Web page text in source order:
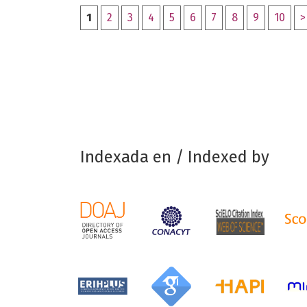
1 2 3 4 5 6 7 8 9 10 >
Indexada en / Indexed by